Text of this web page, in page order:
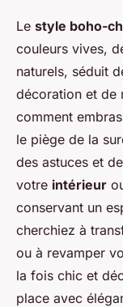
Le style boho-
couleurs vives,
naturels, séduit
décoration et de
comment
le piège de la
des astuces et
votre intérieur
conservant un
cherchiez à
ou à revamper
la fois chic et
place avec